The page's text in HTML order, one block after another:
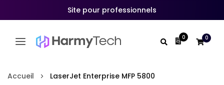
Site pour professionnels
Mon devis
0 0
au
Accueil LaserJet Enterprise MFP 5800